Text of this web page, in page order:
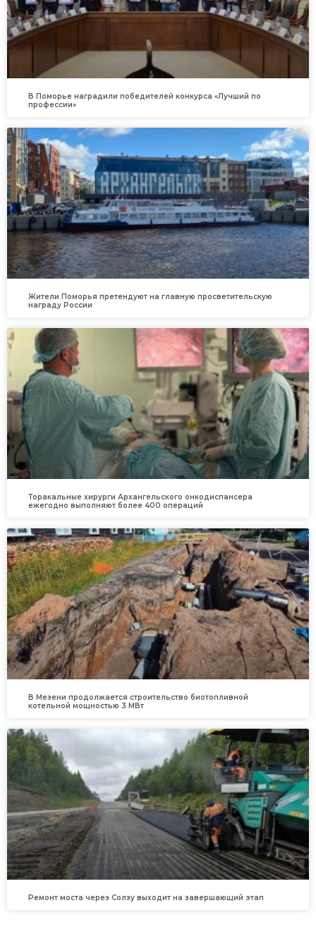
В Поморье наградили победителей конкурса «Лучший по
профессии»
Жители Поморья претендуют на главную просветительскую
награду России
Торакальные хирурги Архангельского онкодиспансера
ежегодно выполняют более 400 операций
В Мезени продолжается строительство биотопливной
котельной мощностью 3 МВт
Ремонт моста через Солзу выходит на завершающий этап